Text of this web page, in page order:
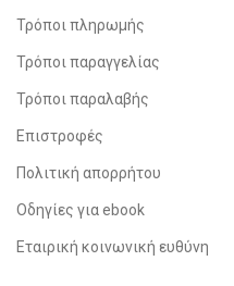
Τρόποι πληρωμής
Τρόποι παραγγελίας
Τρόποι παραλαβής
Επιστροφές
Πολιτική απορρήτου
Οδηγίες για ebook
Εταιρική κοινωνική ευθύνη